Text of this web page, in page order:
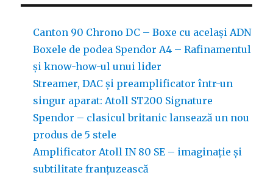
Canton 90 Chrono DC – Boxe cu același ADN
Boxele de podea Spendor A4 – Rafinamentul
și know-how-ul unui lider
Streamer, DAC și preamplificator într-un
singur aparat: Atoll ST200 Signature
Spendor – clasicul britanic lansează un nou
produs de 5 stele
Amplificator Atoll IN 80 SE – imaginație și
subtilitate franțuzească